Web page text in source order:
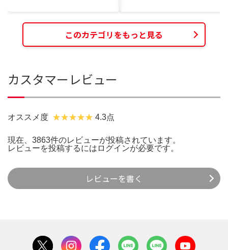
このカテゴリをもっと見る
カスタマーレビュー
オススメ度 4.3点
現在、3863件のレビューが投稿されています。
レビューを投稿するには ログインが必要です。
レビューを書く